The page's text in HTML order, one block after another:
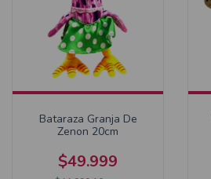
Bataraza Granja De
Zenon 20cm
$49.999